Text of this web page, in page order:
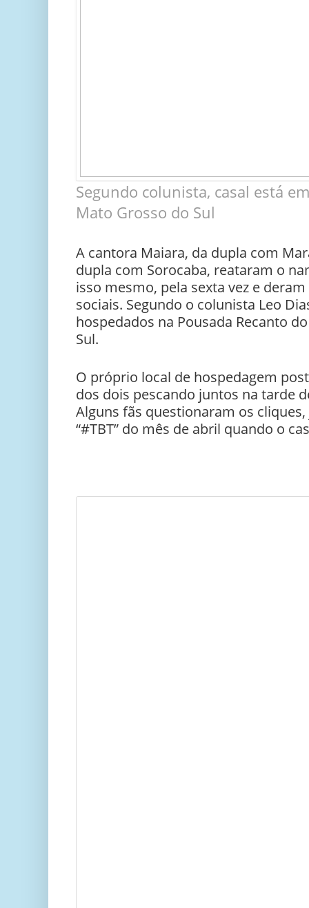
Segundo colunista, casal está
Mato Grosso do Sul
A cantora Maiara, da dupla com
dupla com Sorocaba, reataram o
isso mesmo, pela sexta vez e
sociais. Segundo o colunista Leo
hospedados na Pousada Recanto
Sul.
O próprio local de hospedagem
dos dois pescando juntos na tarde
Alguns fãs questionaram os
“#TBT” do mês de abril quando o